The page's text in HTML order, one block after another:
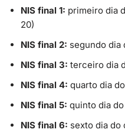
NIS final 1: primeiro dia
20)
NIS final 2: segundo dia
NIS final 3: terceiro dia
NIS final 4: quarto dia
NIS final 5: quinto dia
NIS final 6: sexto dia do